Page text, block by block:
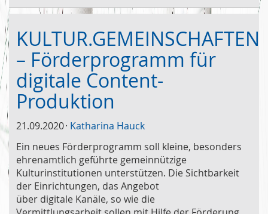
KULTUR.GEMEINSCHAFTEN
– Förderprogramm für
digitale Content-
Produktion
21.09.2020 Katharina Hauck
Ein neues Förderprogramm soll kleine, besonders
ehrenamtlich geführte gemeinnützige
Kulturinstitutionen unterstützen. Die Sichtbarkeit
der Einrichtungen, das Angebot
über digitale Kanäle, so wie die